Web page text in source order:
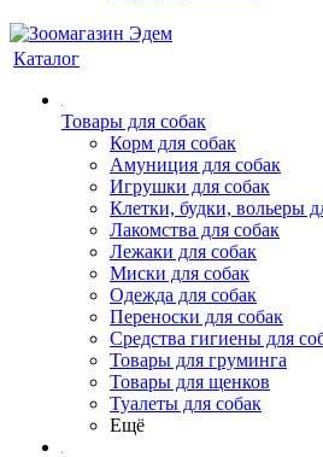
Каталог
Товары для собак
Корм для собак
Амуниция для собак
Игрушки для собак
Клетки, будки, вольеры
Лакомства для собак
Лежаки для собак
Миски для собак
Одежда для собак
Переноски для собак
Средства гигиены для
Товары для груминга
Товары для щенков
Туалеты для собак
Ещё